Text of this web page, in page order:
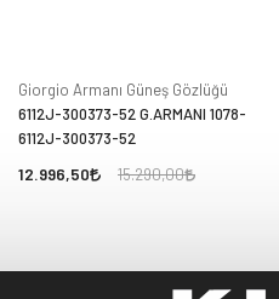
Giorgio Armanı Güneş Gözlüğü
6112J-300373-52 G.ARMANI 1078-
6112J-300373-52
12.996,50 15.290,00